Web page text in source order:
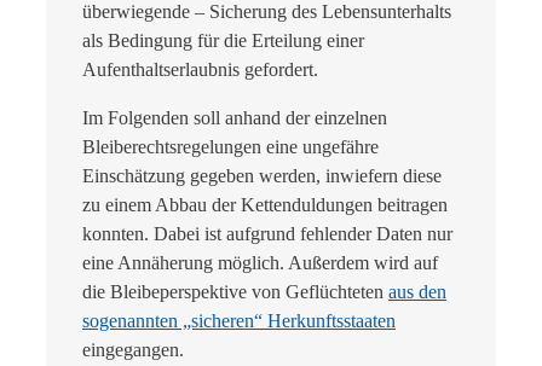
überwiegende – Sicherung des Lebensunterhalts
als Bedingung für die Erteilung einer
Aufenthaltserlaubnis gefordert.
Im Folgenden soll anhand der einzelnen
Bleiberechtsregelungen eine ungefähre
Einschätzung gegeben werden, inwiefern diese
zu einem Abbau der Kettenduldungen beitragen
konnten. Dabei ist aufgrund fehlender Daten nur
eine Annäherung möglich. Außerdem wird auf
die Bleibeperspektive von Geflüchteten aus den
sogenannten „sicheren“ Herkunftsstaaten
eingegangen.